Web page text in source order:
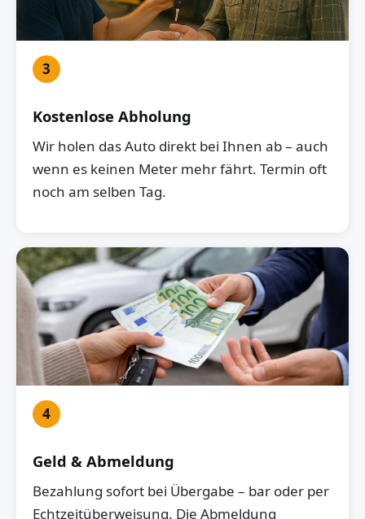
3
Kostenlose Abholung
Wir holen das Auto direkt bei Ihnen ab – auch
wenn es keinen Meter mehr fährt. Termin oft
noch am selben Tag.
4
Geld & Abmeldung
Bezahlung sofort bei Übergabe – bar oder per
Echtzeitüberweisung. Die Abmeldung